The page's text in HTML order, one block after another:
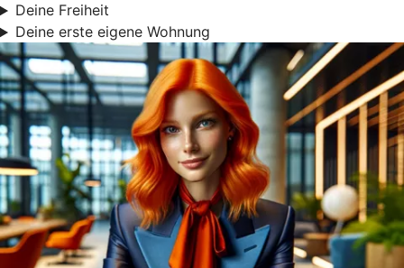
Deine Freiheit
Deine erste eigene Wohnung